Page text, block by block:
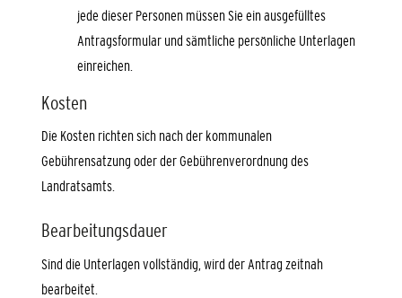
jede dieser Personen müssen Sie ein ausgefülltes
Antragsformular und sämtliche persönliche Unterlagen
einreichen.
Kosten
Die Kosten richten sich nach der kommunalen
Gebührensatzung oder der Gebührenverordnung des
Landratsamts.
Bearbeitungsdauer
Sind die Unterlagen vollständig, wird der Antrag zeitnah
bearbeitet.